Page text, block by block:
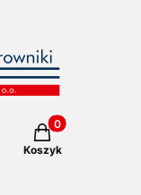
Produkty w
Koszyk